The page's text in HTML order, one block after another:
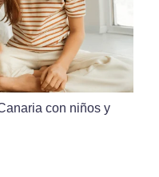
con niños y